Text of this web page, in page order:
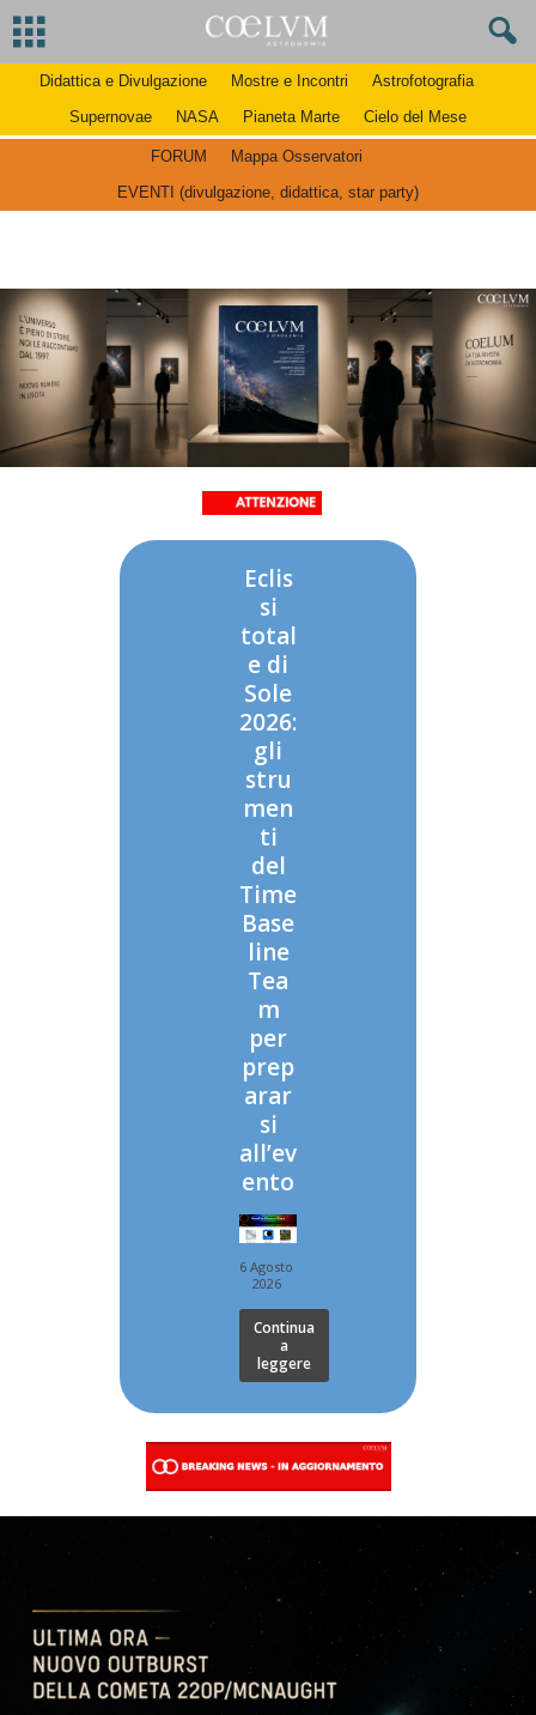
Didattica e Divulgazione Mostre e Incontri
Astrofotografia
Supernovae
NASA Pianeta Marte Cielo del Mese
FORUM
Mappa Osservatori
EVENTI (divulgazione, didattica, star party)
Eclis
si
total
e di
Sole
2026:
gli
stru
men
ti
del
Time
Base
line
Tea
m
per
prep
arar
si
all’ev
ento
6 Agosto
2026
Continua
a
leggere